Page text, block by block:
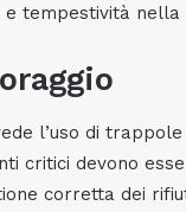
tempestività nella
l’uso di trappole
critici devono
corretta dei